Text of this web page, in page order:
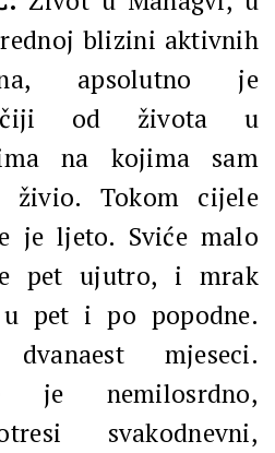
blizini aktivnih
apsolutno je
od života u
na kojima sam
živio. Tokom cijele
je ljeto. Sviće malo
pet ujutro, i mrak
pet i po popodne.
mjeseci.
je nemilosrdno,
svakodnevni,